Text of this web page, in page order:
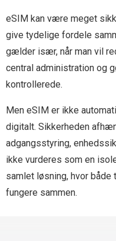
eSIM kan være meget
give tydelige fordele
gælder især, når man vil
central administration og
kontrollerede.
Men eSIM er ikke
digitalt. Sikkerheden
adgangsstyring,
ikke vurderes som en
samlet løsning, hvor
fungere sammen.